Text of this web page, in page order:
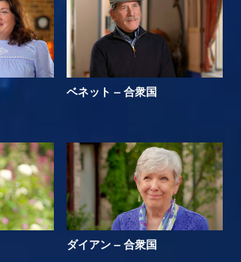
ベネット – 合衆国
ダイアン – 合衆国